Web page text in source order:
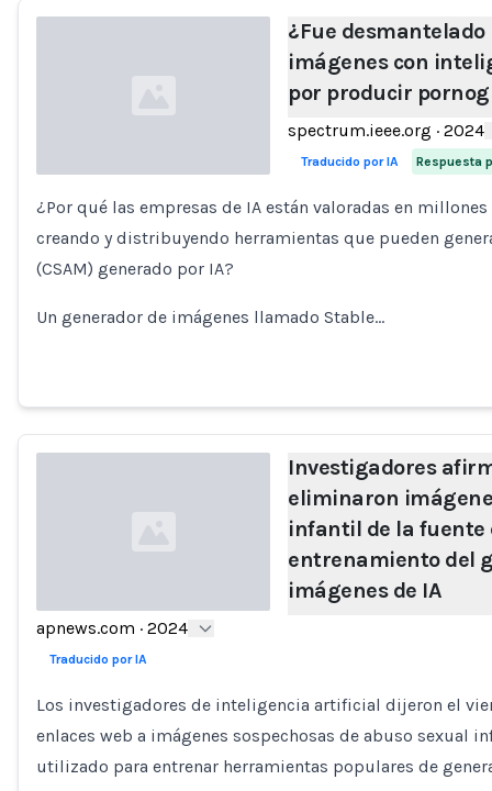
Loading...
¿Fue
imágenes con
por producir
spectrum.ieee.org · 2024
Traducido por IA Respuesta
¿Por qué las empresas de IA están valoradas en
creando y distribuyendo herramientas que pueden
(CSAM) generado por IA?
Un generador de imágenes llamado Stable…
Loading...
Investigadores
eliminaron
infantil de la fuente
entrenamiento del
imágenes de IA
apnews.com · 2024
Traducido por IA
Los investigadores de inteligencia artificial dijeron el
enlaces web a imágenes sospechosas de abuso sexual
utilizado para entrenar herramientas populares de